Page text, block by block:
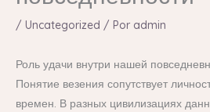
/ Uncategorized / Por admin
Роль удачи внутри нашей
Понятие везения сопутствует
времен. В разных цивилизациях